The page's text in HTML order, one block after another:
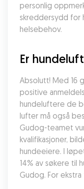
personlig
skreddersydd for
helsebehov.
Er
Absolutt! Med 16
positive
hundeluftere de
lufter må også
Gudog-teamet
kvalifikasjoner,
hundeeiere. I
14% av søkere til
Gudog. For